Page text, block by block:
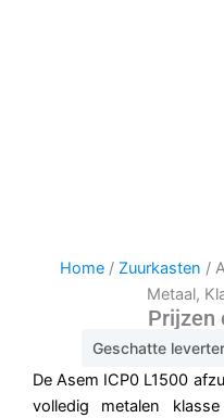
Home / Zuurkasten /
Metaal,
Prijzen
Geschatte
De Asem ICP0 L1500
volledig metalen